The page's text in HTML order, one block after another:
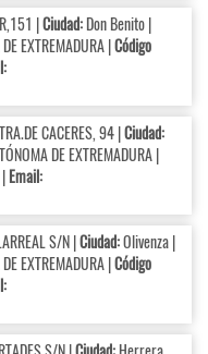
|Ciudad:Don Benito |
EXTREMADURA |Código
CACERES, 94 |Ciudad:
DE EXTREMADURA |
Email:
S/N |Ciudad:Olivenza |
EXTREMADURA |Código